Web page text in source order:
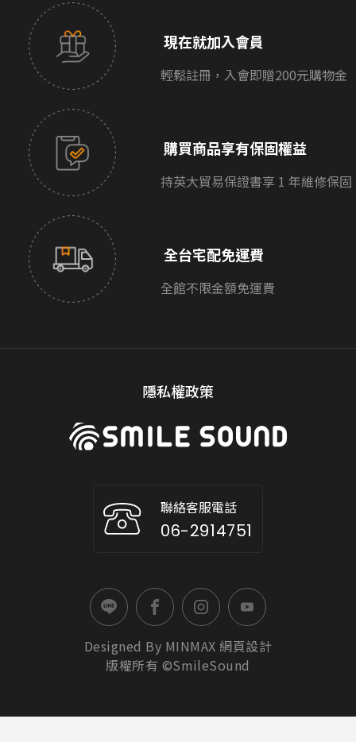
現在就加入會員
輕鬆註冊，入會即贈200元購物金
購買商品享有保固權益
持英大貿易保證書享 1 年維修保固
全台宅配免運費
全館不限金額免運費
隱私權政策
聯絡客服電話
06-2914751
Designed By MINMAX 網頁設計
版權所有 ©SmileSound